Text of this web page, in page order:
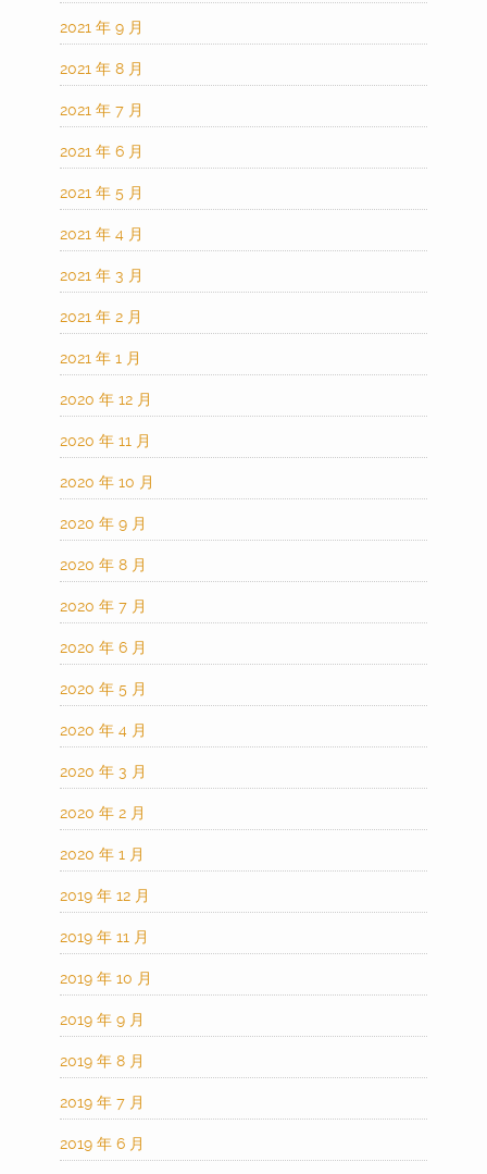
2021 年 9 月
2021 年 8 月
2021 年 7 月
2021 年 6 月
2021 年 5 月
2021 年 4 月
2021 年 3 月
2021 年 2 月
2021 年 1 月
2020 年 12 月
2020 年 11 月
2020 年 10 月
2020 年 9 月
2020 年 8 月
2020 年 7 月
2020 年 6 月
2020 年 5 月
2020 年 4 月
2020 年 3 月
2020 年 2 月
2020 年 1 月
2019 年 12 月
2019 年 11 月
2019 年 10 月
2019 年 9 月
2019 年 8 月
2019 年 7 月
2019 年 6 月